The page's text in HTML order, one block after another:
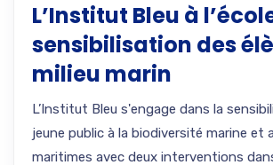
L’Institut Bleu à
sensibilisation des
milieu marin
L’Institut Bleu s'engage dans la
jeune public à la biodiversité marine et
maritimes avec deux interventions